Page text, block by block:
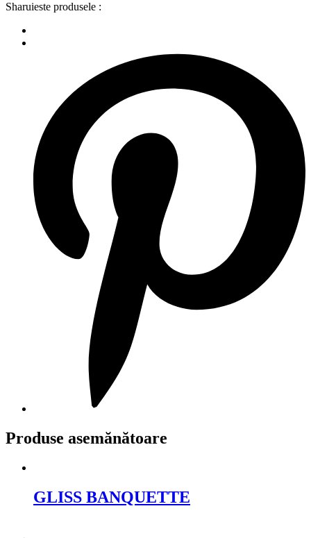
Sharuieste produsele :
Produse asemănătoare
GLISS BANQUETTE